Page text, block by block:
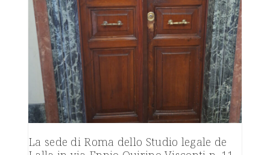
La sede di Roma dello Studio legale de